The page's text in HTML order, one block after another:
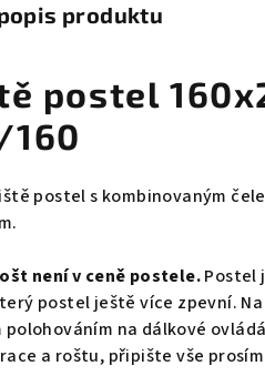
produktu
postel
postel s kombinovaným
není v ceně postele.Postel
postel ještě více zpevní.
na dálkové
a roštu, připište vše